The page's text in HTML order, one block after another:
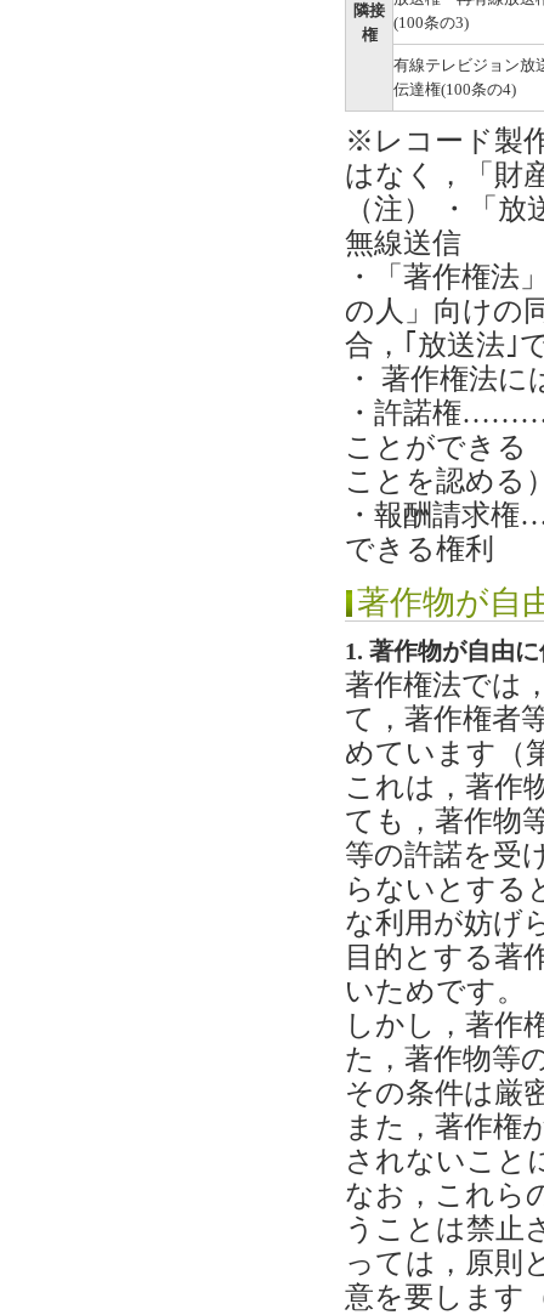
隣接
権
(100条の3)
有線テレビジョン放
伝達権(100条の4)
※レコード製
はなく，「財
（注） ・「
無線送信
・「著作権法
の人」向けの
合，｢放送法｣
・ 著作権法
・許諾権
ことができる
ことを認める
・報酬請求
できる権利
著作物が自
1. 著作物が自由
著作権法では
て，著作権者
めています（
これは，著作
ても，著作物
等の許諾を受
らないとする
な利用が妨げ
目的とする著
いためです。
しかし，著作
た，著作物等
その条件は厳
また，著作権
されないこと
なお，これら
うことは禁止
っては，原則
意を要します